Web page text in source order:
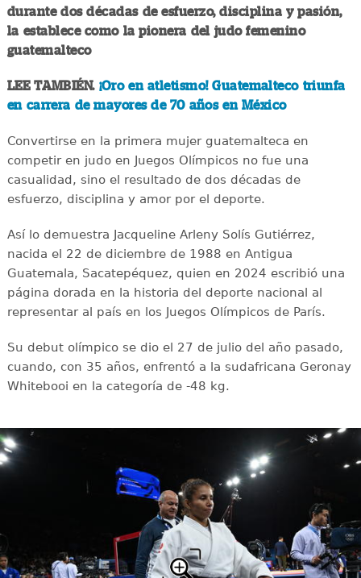
durante dos décadas de esfuerzo, disciplina y pasión,
la establece como la pionera del judo femenino
guatemalteco
LEE TAMBIÉN. ¡Oro en atletismo! Guatemalteco triunfa
en carrera de mayores de 70 años en México
Convertirse en la primera mujer guatemalteca en
competir en judo en Juegos Olímpicos no fue una
casualidad, sino el resultado de dos décadas de
esfuerzo, disciplina y amor por el deporte.
Así lo demuestra Jacqueline Arleny Solís Gutiérrez,
nacida el 22 de diciembre de 1988 en Antigua
Guatemala, Sacatepéquez, quien en 2024 escribió una
página dorada en la historia del deporte nacional al
representar al país en los Juegos Olímpicos de París.
Su debut olímpico se dio el 27 de julio del año pasado,
cuando, con 35 años, enfrentó a la sudafricana Geronay
Whitebooi en la categoría de -48 kg.